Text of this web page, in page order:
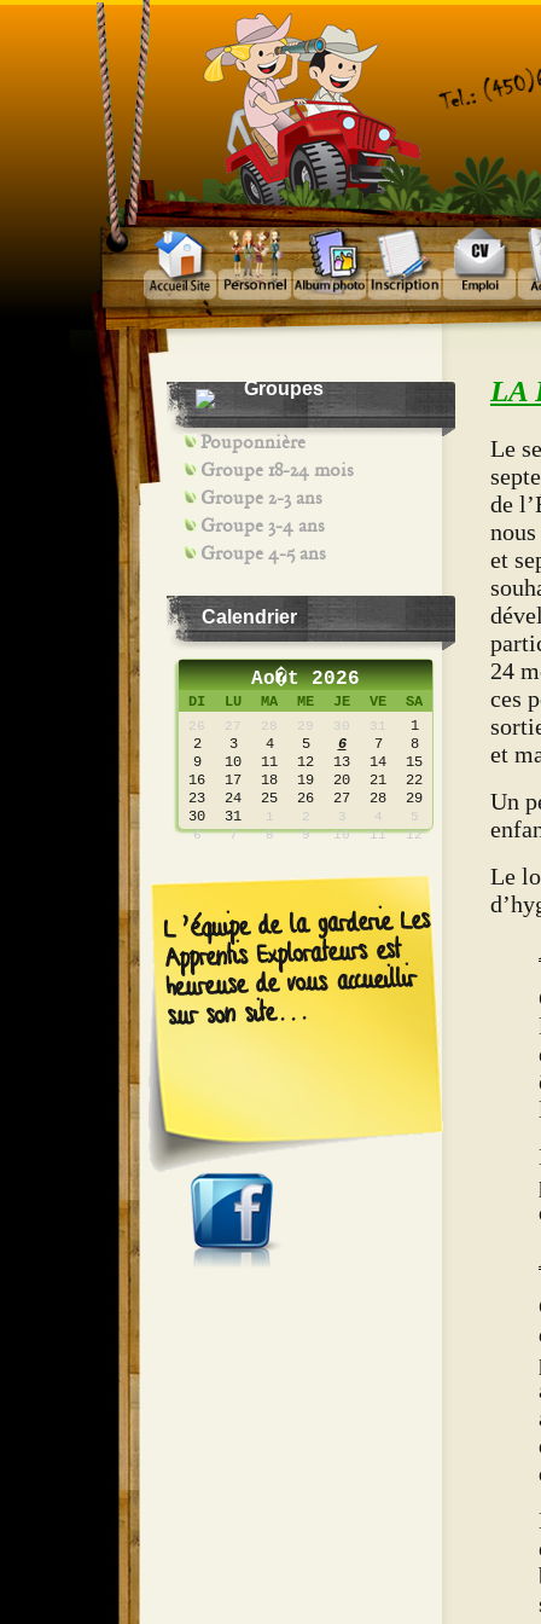
Groupes
Pouponnière
Groupe 18-24 mois
Groupe 2-3 ans
Groupe 3-4 ans
Groupe 4-5 ans
Calendrier
Ao�t 2026
DI LU MA ME JE VE SA
26 27 28 29 30 31
1
2
3 4 5 6 7
8
9
10 11 12 13 14
15
16
17 18 19 20 21
22
23
24 25 26 27 28
29
30
31 1 2 3 4
5
6
7 8 9 10 11 12
L’équipe de la garderie Les
Apprentis Explorateurs est
heureuse de vous accueillir
sur son site...
LA
Le
de
et
24
ces
et
Un
Le